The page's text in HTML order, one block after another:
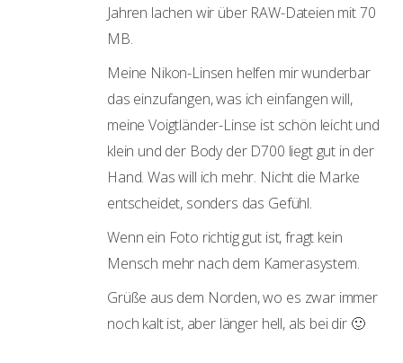
Jahren lachen wir über RAW-Dateien mit 70
MB.
Meine Nikon-Linsen helfen mir wunderbar
das einzufangen, was ich einfangen will,
meine Voigtländer-Linse ist schön leicht und
klein und der Body der D700 liegt gut in der
Hand. Was will ich mehr. Nicht die Marke
entscheidet, sonders das Gefühl.
Wenn ein Foto richtig gut ist, fragt kein
Mensch mehr nach dem Kamerasystem.
Grüße aus dem Norden, wo es zwar immer
noch kalt ist, aber länger hell, als bei dir 🙂